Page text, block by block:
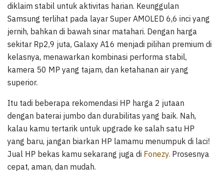
diklaim stabil untuk aktivitas harian. Keunggulan
Samsung terlihat pada layar Super AMOLED 6,6 inci yang
jernih, bahkan di bawah sinar matahari. Dengan harga
sekitar Rp2,9 juta, Galaxy A16 menjadi pilihan premium di
kelasnya, menawarkan kombinasi performa stabil,
kamera 50 MP yang tajam, dan ketahanan air yang
superior.
Itu tadi beberapa rekomendasi HP harga 2 jutaan
dengan baterai jumbo dan durabilitas yang baik. Nah,
kalau kamu tertarik untuk upgrade ke salah satu HP
yang baru, jangan biarkan HP lamamu menumpuk di laci!
Jual HP bekas kamu sekarang juga di Fonezy. Prosesnya
cepat, aman, dan mudah.